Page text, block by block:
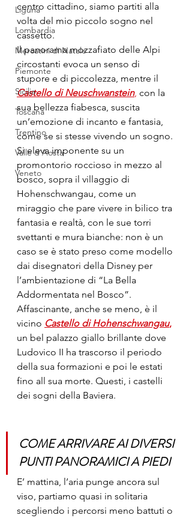
Liguria
Lombardia
Mercatini di Natale
Piemonte
Sicilia
Toscana
Trentino
Valle d'Aosta
Veneto
centro cittadino, siamo partiti alla
volta del mio piccolo sogno nel
cassetto.
Il panorama mozzafiato delle Alpi
circostanti evoca un senso di
stupore e di piccolezza, mentre il
Castello di Neuschwanstein, con la
sua bellezza fiabesca, suscita
un’emozione di incanto e fantasia,
come se si stesse vivendo un sogno.
Si eleva imponente su un
promontorio roccioso in mezzo al
bosco, sopra il villaggio di
Hohenschwangau, come un
miraggio che pare vivere in bilico tra
fantasia e realtà, con le sue torri
svettanti e mura bianche: non è un
caso se è stato preso come modello
dai disegnatori della Disney per
l’ambientazione di “La Bella
Addormentata nel Bosco”.
Affascinante, anche se meno, è il
vicino Castello di Hohenschwangau,
un bel palazzo giallo brillante dove
Ludovico II ha trascorso il periodo
della sua formazioni e poi le estati
fino all sua morte. Questi, i castelli
dei sogni della Baviera.
COME ARRIVARE AI DIVERSI
PUNTI PANORAMICI A PIEDI
E’ mattina, l’aria punge ancora sul
viso, partiamo quasi in solitaria
scegliendo i percorsi meno battuti o